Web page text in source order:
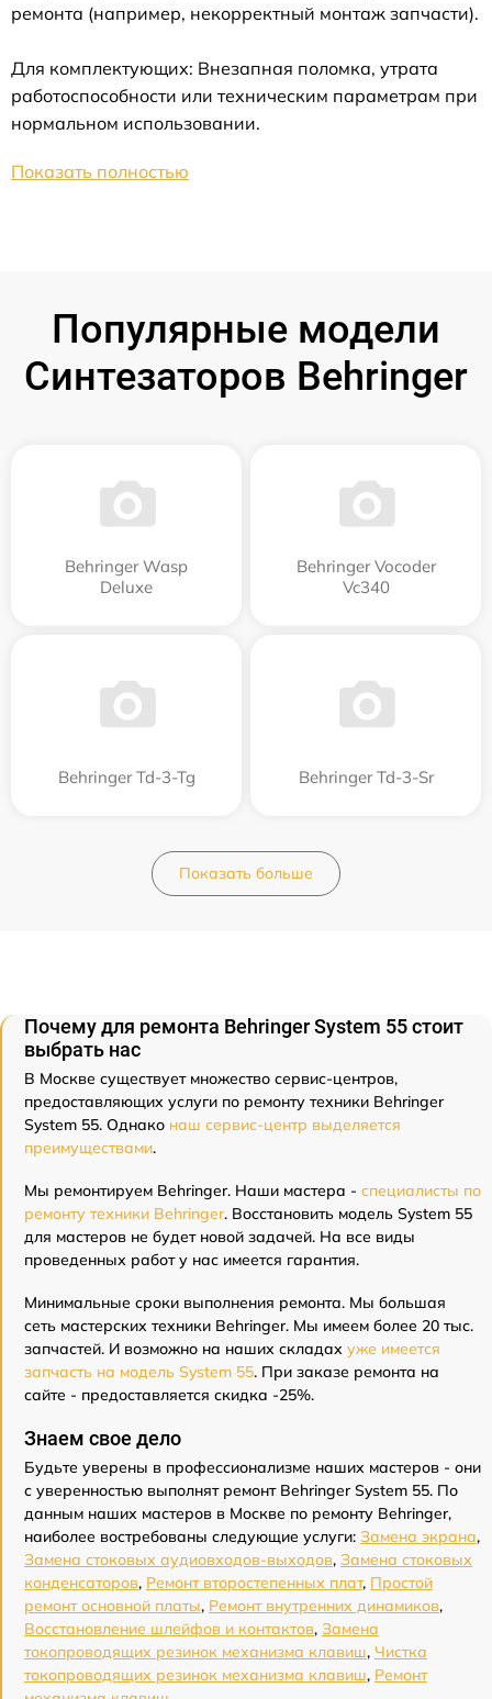
ремонта (например, некорректный монтаж запчасти).
Для комплектующих: Внезапная поломка, утрата
работоспособности или техническим параметрам при
нормальном использовании.
Показать полностью
Популярные модели
Синтезаторов Behringer
Behringer Wasp
Deluxe
Behringer Vocoder
Vc340
Behringer Td-3-Tg Behringer Td-3-Sr
Показать больше
Почему для ремонта Behringer System 55 стоит
выбрать нас
В Москве существует множество сервис-центров,
предоставляющих услуги по ремонту техники Behringer
System 55. Однако наш сервис-центр выделяется
преимуществами.
Мы ремонтируем Behringer. Наши мастера - специалисты по
ремонту техники Behringer. Восстановить модель System 55
для мастеров не будет новой задачей. На все виды
проведенных работ у нас имеется гарантия.
Минимальные сроки выполнения ремонта. Мы большая
сеть мастерских техники Behringer. Мы имеем более 20 тыс.
запчастей. И возможно на наших складах уже имеется
запчасть на модель System 55. При заказе ремонта на
сайте - предоставляется скидка -25%.
Знаем свое дело
Будьте уверены в профессионализме наших мастеров - они
с уверенностью выполнят ремонт Behringer System 55. По
данным наших мастеров в Москве по ремонту Behringer,
наиболее востребованы следующие услуги: Замена экрана,
Замена стоковых аудиовходов-выходов, Замена стоковых
конденсаторов, Ремонт второстепенных плат, Простой
ремонт основной платы, Ремонт внутренних динамиков,
Восстановление шлейфов и контактов, Замена
токопроводящих резинок механизма клавиш, Чистка
токопроводящих резинок механизма клавиш, Ремонт